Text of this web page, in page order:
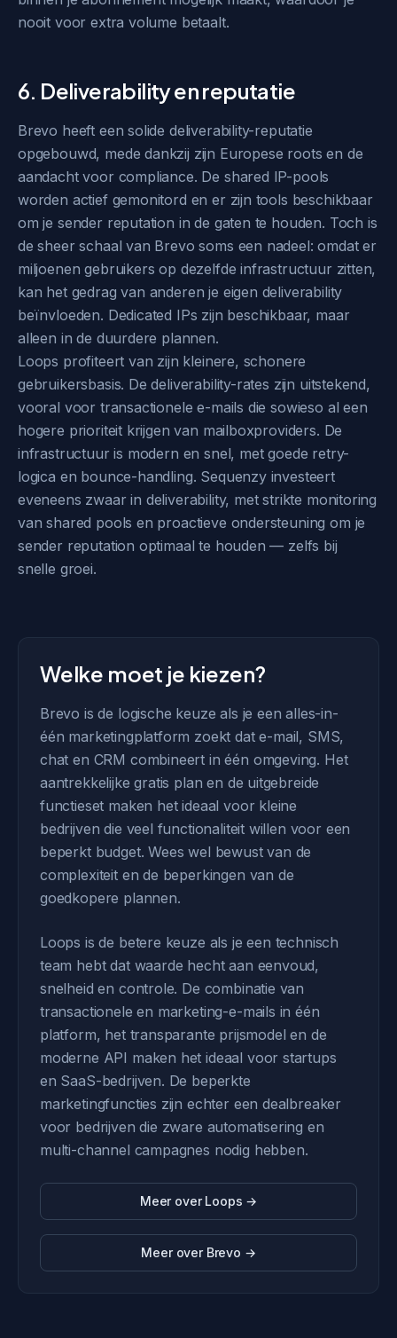
nooit voor extra volume betaalt.
6. Deliverability en reputatie
Brevo heeft een solide deliverability-reputatie
opgebouwd, mede dankzij zijn Europese roots en de
aandacht voor compliance. De shared IP-pools
worden actief gemonitord en er zijn tools beschikbaar
om je sender reputation in de gaten te houden. Toch is
de sheer schaal van Brevo soms een nadeel: omdat er
miljoenen gebruikers op dezelfde infrastructuur zitten,
kan het gedrag van anderen je eigen deliverability
beïnvloeden. Dedicated IPs zijn beschikbaar, maar
alleen in de duurdere plannen.
Loops profiteert van zijn kleinere, schonere
gebruikersbasis. De deliverability-rates zijn uitstekend,
vooral voor transactionele e-mails die sowieso al een
hogere prioriteit krijgen van mailboxproviders. De
infrastructuur is modern en snel, met goede retry-
logica en bounce-handling. Sequenzy investeert
eveneens zwaar in deliverability, met strikte monitoring
van shared pools en proactieve ondersteuning om je
sender reputation optimaal te houden — zelfs bij
snelle groei.
Welke moet je kiezen?
Brevo is de logische keuze als je een alles-in-
één marketingplatform zoekt dat e-mail, SMS,
chat en CRM combineert in één omgeving. Het
aantrekkelijke gratis plan en de uitgebreide
functieset maken het ideaal voor kleine
bedrijven die veel functionaliteit willen voor een
beperkt budget. Wees wel bewust van de
complexiteit en de beperkingen van de
goedkopere plannen.
Loops is de betere keuze als je een technisch
team hebt dat waarde hecht aan eenvoud,
snelheid en controle. De combinatie van
transactionele en marketing-e-mails in één
platform, het transparante prijsmodel en de
moderne API maken het ideaal voor startups
en SaaS-bedrijven. De beperkte
marketingfuncties zijn echter een dealbreaker
voor bedrijven die zware automatisering en
multi-channel campagnes nodig hebben.
Meer over Loops →
Meer over Brevo →